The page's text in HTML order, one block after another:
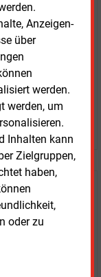
Anzeigen-
über
werden.
werden, um
Inhalten kann
Zielgruppen,
haben,
oder zu
mit